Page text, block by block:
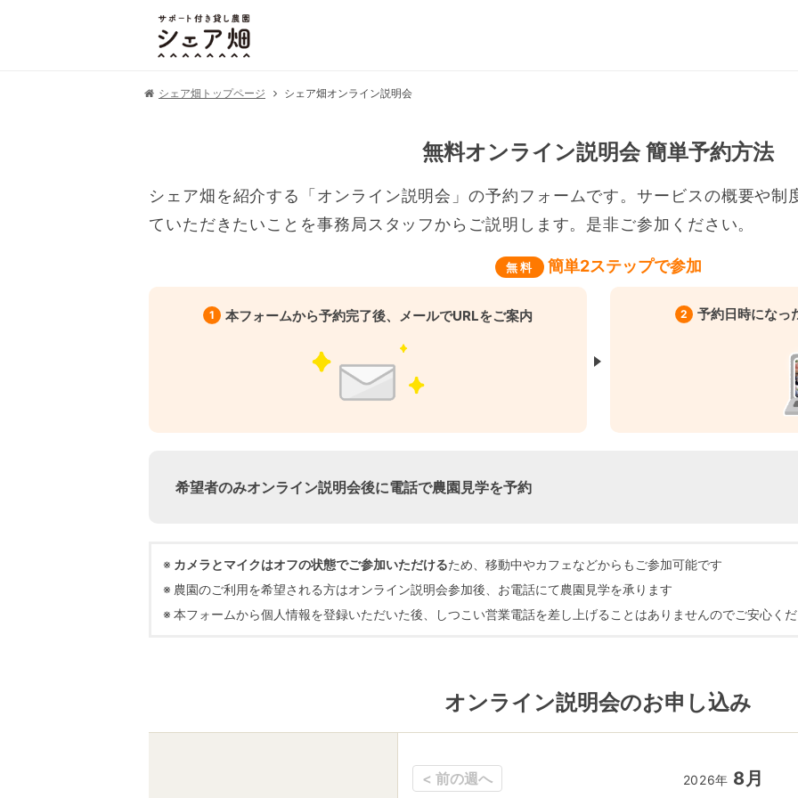
シェア畑トップページ シェア畑オンライン説明会
無料オンライン説明会 簡単予約方法
シェア畑を紹介する「オンライン説明会」の予約フォームです。サービスの概要や
ていただきたいことを事務局スタッフからご説明します。是非ご参加ください。
無 料 簡単2ステップで参加
1 本フォームから予約完了後、メールでURLをご案内 2 予約日時になっ
希望者のみオンライン説明会後に電話で農園見学を予約
カメラとマイクはオフの状態でご参加いただけるため、移動中やカフェなどからもご参加可能です
農園のご利用を希望される方はオンライン説明会参加後、お電話にて農園見学を承ります
本フォームから個人情報を登録いただいた後、しつこい営業電話を差し上げることはありませんのでご安心く
オンライン説明会のお申し込み
2026年 8月
2026年 8月